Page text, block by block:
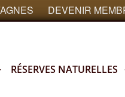
DEVENIR
RÉSERVES NATURELLES